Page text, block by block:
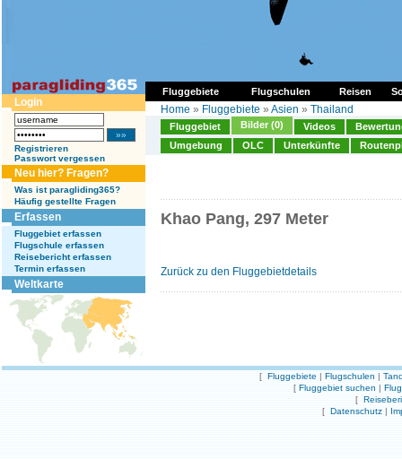
Fluggebiete Flugschulen Reisen
Login
Registrieren
Passwort vergessen
Neu hier? Fragen?
Was ist paragliding365?
Häufig gestellte Fragen
Erfassen
Fluggebiet erfassen
Flugschule erfassen
Reisebericht erfassen
Termin erfassen
Weltkarte
Home » Fluggebiete » Asien » Thailand
Fluggebiet Bilder (0) Videos
Umgebung
OLC Unterkünfte
Khao Pang, 297 Meter
Zurück zu den Fluggebietdetails
[ Fluggebiete | Flugschulen |
[ Fluggebiet suchen |
[
[ Datenschutz |